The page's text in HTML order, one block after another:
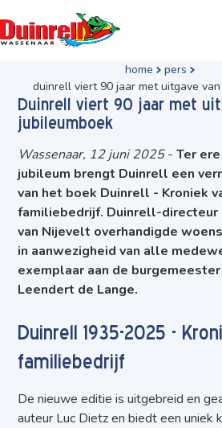
home
pers
duinrell viert 90 jaar met uitgave
Duinrell viert 90 jaar met
jubileumboek
Wassenaar, 12 juni 2025-Ter
jubileum brengt Duinrell een
van het boek Duinrell - Kroniek
familiebedrijf. Duinrell-directeur
van Nijevelt overhandigde
in aanwezigheid van alle
exemplaar aan de
Leendert de Lange.
Duinrell 1935-2025 -
familiebedrijf
De nieuwe editie is uitgebreid en
auteur Luc Dietz en biedt een uniek